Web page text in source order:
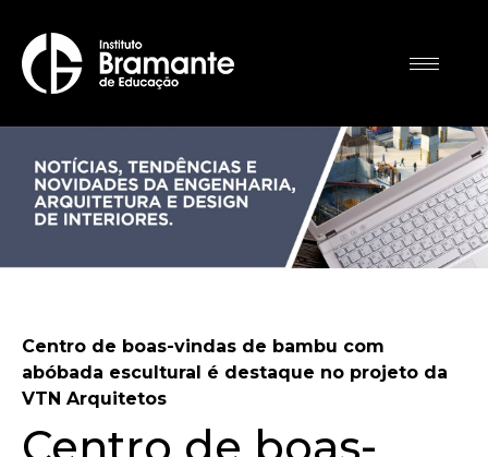
Centro de boas-vindas de bambu com
abóbada escultural é destaque no projeto da
VTN Arquitetos